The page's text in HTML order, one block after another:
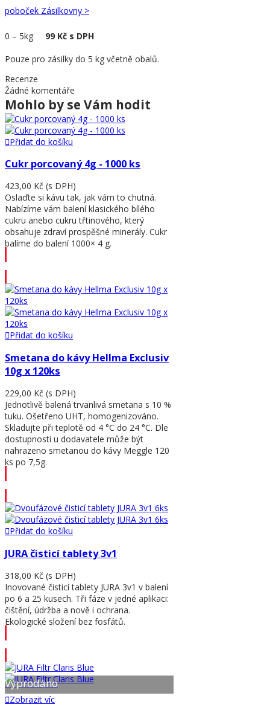
poboček Zásilkovny >
0 – 5kg 99 Kč s DPH
Pouze pro zásilky do 5 kg včetně obalů.
Recenze
Žádné komentáře
Mohlo by se Vám hodit
Přidat do košíku
Cukr porcovaný 4g - 1000 ks
423,00 Kč (s DPH)
Oslaďte si kávu tak, jak vám to chutná.
Nabízíme vám balení klasického bílého
cukru anebo cukru třtinového, který
obsahuje zdraví prospěšné minerály. Cukr
balíme do balení 1000× 4 g.
Přidat do košíku
Smetana do kávy Hellma Exclusiv
10g x 120ks
229,00 Kč (s DPH)
Jednotlivě balená trvanlivá smetana s 10 %
tuku. Ošetřeno UHT, homogenizováno.
Skladujte při teplotě od 4 °C do 24 °C. Dle
dostupnosti u dodavatele může být
nahrazeno smetanou do kávy Meggle 120
ks po 7,5g.
Přidat do košíku
JURA čisticí tablety 3v1
318,00 Kč (s DPH)
Inovované čisticí tablety JURA 3v1 v balení
po 6 a 25 kusech. Tři fáze v jedné aplikaci:
čištění, údržba a nově i ochrana.
Ekologické složení bez fosfátů.
Vyprodáno
Zobrazit víc